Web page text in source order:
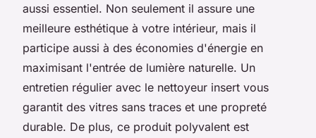
aussi essentiel. Non seulement il assure une
meilleure esthétique à votre intérieur, mais il
participe aussi à des économies d'énergie en
maximisant l'entrée de lumière naturelle. Un
entretien régulier avec le nettoyeur insert vous
garantit des vitres sans traces et une propreté
durable. De plus, ce produit polyvalent est